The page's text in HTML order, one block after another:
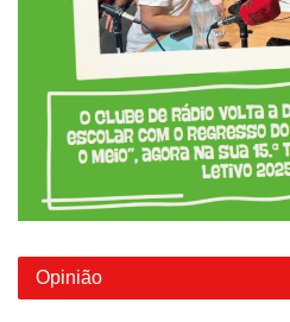
Opinião